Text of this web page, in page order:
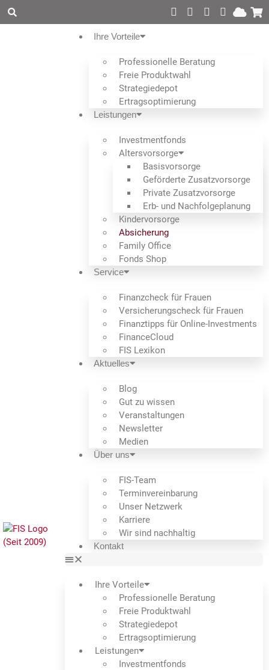
Ihre Vorteile
Professionelle Beratung
Freie Produktwahl
Strategiedepot
Ertrags­optimierung
Leistungen
Investmentfonds
Altersvorsorge
Basisvorsorge
Geförderte Zusatzvorsorge
Private Zusatzvorsorge
Erb- und Nachfolgeplanung
Kindervorsorge
Absicherung
Family Office
Fonds Shop
Service
Finanzcheck für Frauen
Versicherungscheck für Frauen
Finanztipps für Online-Investments
FinanceCloud
FIS Lexikon
Aktuelles
Blog
Gut zu wissen
Veranstaltungen
Newsletter
Medien
Über uns
FIS-Team
Termin­verein­barung
Unser Netzwerk
Karriere
Wir sind nachhaltig
Kontakt
Ihre Vorteile
Professionelle Beratung
Freie Produktwahl
Strategiedepot
Ertrags­optimierung
Leistungen
Investmentfonds